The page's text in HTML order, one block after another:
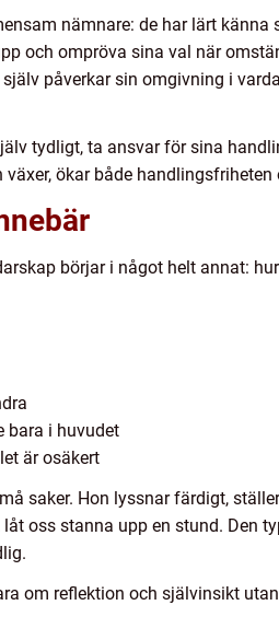
nämnare: de har lärt känna
och ompröva sina val när
påverkar sin omgivning i
tydligt, ta ansvar för sina
ökar både
börjar i något helt annat:
bara i huvudet
är osäkert
saker. Hon lyssnar färdigt,
oss stanna upp en stund. Den
om reflektion och självinsikt